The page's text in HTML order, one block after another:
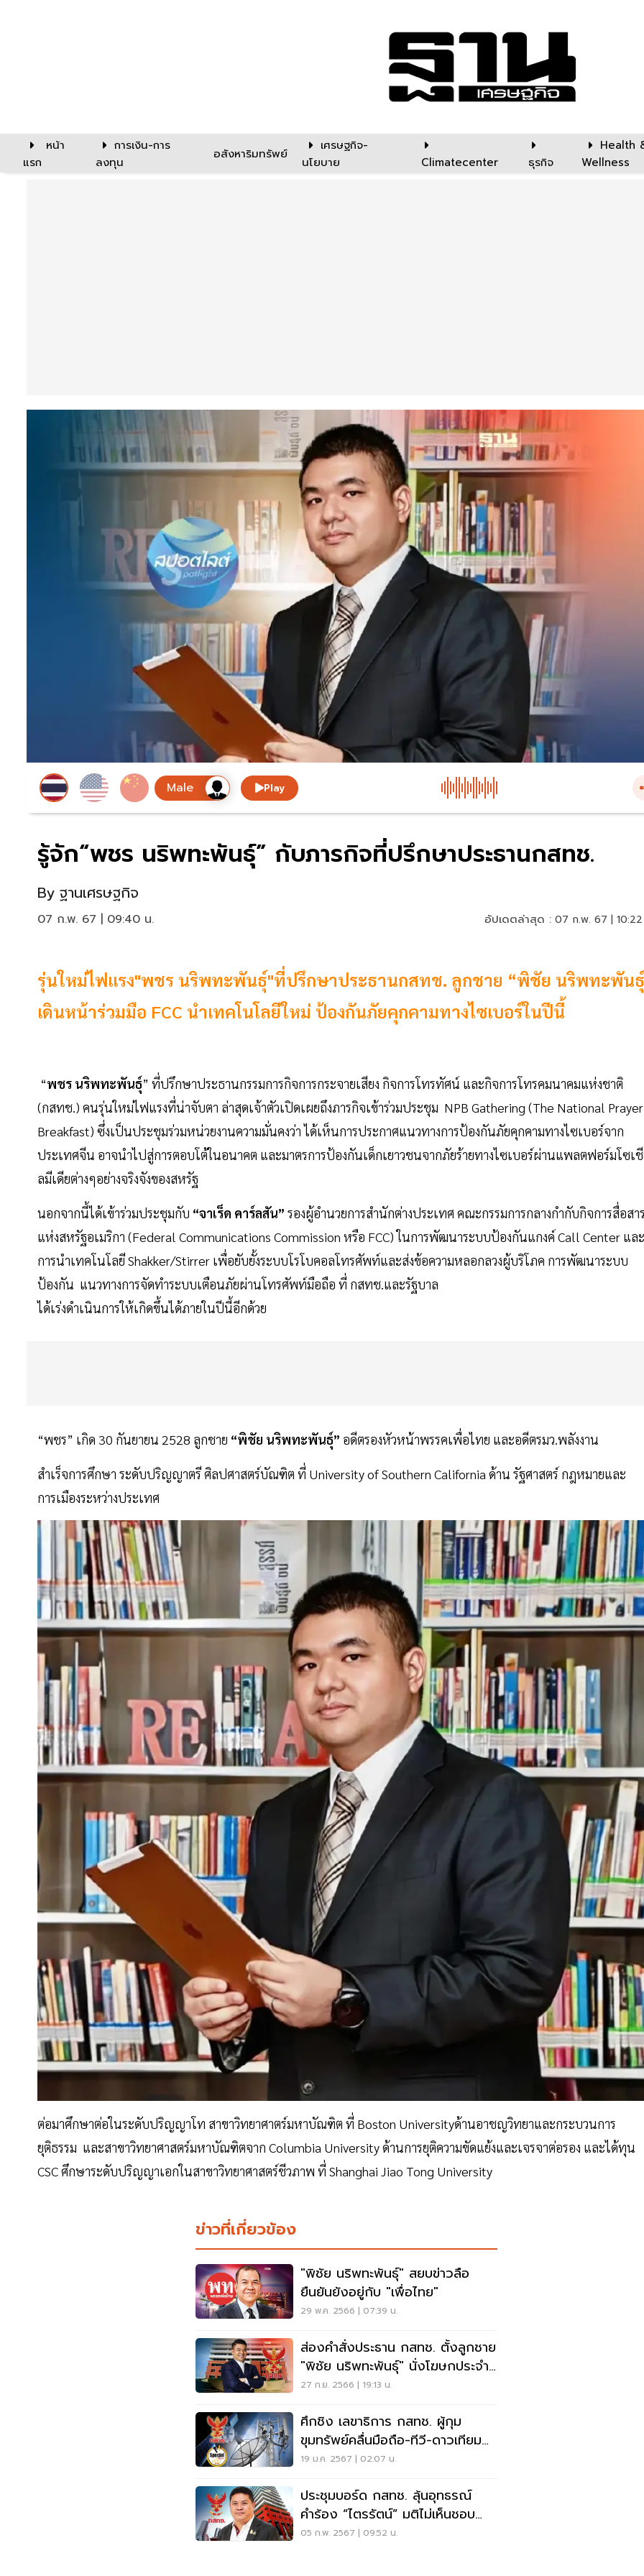
หน้า
แรก
การเงิน-การ
ลงทุน
อสังหาริมทรัพย์
เศรษฐกิจ-
นโยบาย
Climatecenter ธุรกิจ
Health
Wellness
Play
รู้จัก“พชร นริพทะพันธุ์” กับภารกิจที่ปรึกษาประธานกสทช.
By ฐานเศรษฐกิจ
07 ก.พ. 67 | 09:40 น. อัปเดตล่าสุด : 07 ก.พ. 67 |
รุ่นใหม่ไฟแรง"พชร นริพทะพันธุ์"ที่ปรึกษาประธานกสทช. ลูกชาย “พิชัย นริพทะพัน
เดินหน้าร่วมมือ FCC นำเทคโนโลยีใหม่ ป้องกันภัยคุกคามทางไซเบอร์ในปีนี้
“พชร นริพทะพันธุ์” ที่ปรึกษาประธานกรรมการกิจการกระจายเสียง กิจการโทรทัศน์ และกิจการโทรคมนาคมแห่งชาติ
(กสทช.) คนรุ่นใหม่ไฟแรงที่น่าจับตา ล่าสุดเจ้าตัวเปิดเผยถึงภารกิจเข้าร่วมประชุม NPB Gathering (The National Prayer
Breakfast) ซึ่งเป็นประชุมร่วมหน่วยงานความมั่นคงว่า ได้เห็นการประกาศแนวทางการป้องกันภัยคุกคามทางไซเบอร์จาก
ประเทศจีน อาจนำไปสู่การตอบโต้ในอนาคต และมาตรการป้องกันเด็กเยาวชนจากภัยร้ายทางไซเบอร์ผ่านแพลตฟอร์มโซเ
ลมีเดียต่างๆอย่างจริงจังของสหรัฐ
นอกจากนี้ได้เข้าร่วมประชุมกับ “จาเร็ด คาร์ลสัน” รองผู้อำนวยการสำนักต่างประเทศ คณะกรรมการกลางกำกับกิจการสื่อสา
แห่งสหรัฐอเมริกา (Federal Communications Commission หรือ FCC) ในการพัฒนาระบบป้องกันแกงค์ Call Center และ
การนำเทคโนโลยี Shakker/Stirrer เพื่อยับยั้งระบบโรโบคอลโทรศัพท์และส่งข้อความหลอกลวงผู้บริโภค การพัฒนาระบบ
ป้องกัน แนวทางการจัดทำระบบเตือนภัยผ่านโทรศัพท์มือถือ ที่ กสทช.และรัฐบาล
ได้เร่งดำเนินการให้เกิดขึ้นได้ภายในปีนี้อีกด้วย
“พชร” เกิด 30 กันยายน 2528 ลูกชาย “พิชัย นริพทะพันธุ์” อดีตรองหัวหน้าพรรคเพื่อไทย และอดีตรมว.พลังงาน
สำเร็จการศึกษา ระดับปริญญาตรี ศิลปศาสตร์บัณฑิต ที่ University of Southern California ด้าน รัฐศาสตร์ กฎหมายและ
การเมืองระหว่างประเทศ
ต่อมาศึกษาต่อในระดับปริญญาโท สาขาวิทยาศาตร์มหาบัณฑิต ที่ Boston Universityด้านอาชญวิทยาและกระบวนการ
ยุติธรรม และสาขาวิทยาศาสตร์มหาบัณฑิตจาก Columbia University ด้านการยุติความขัดแย้งและเจรจาต่อรอง และได้ทุน
CSC ศึกษาระดับปริญญาเอกในสาขาวิทยาศาสตร์ชีวภาพ ที่ Shanghai Jiao Tong University
ข่าวที่เกี่ยวข้อง
"พิชัย นริพทะพันธุ์" สยบข่าวลือ
ยืนยันยังอยู่กับ "เพื่อไทย"
29 พ.ค. 2566 | 07:39 น.
ส่องคำสั่งประธาน กสทช. ตั้งลูกชาย
"พิชัย นริพทะพันธุ์" นั่งโฆษกประจำ
ตัว
27 ก.ย. 2566 | 19:13 น.
ศึกชิง เลขาธิการ กสทช. ผู้กุม
ขุมทรัพย์คลื่นมือถือ-ทีวี-ดาวเทียม
แสนล้าน
19 ม.ค. 2567 | 02:07 น.
ประชุมบอร์ด กสทช. ลุ้นอุทธรณ์
คำร้อง “ไตรรัตน์” มติไม่เห็นชอบ
เลือกเลขาฯ
05 ก.พ. 2567 | 09:52 น.